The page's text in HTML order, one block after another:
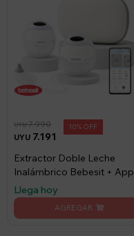
UYU 7.191
UYU7.990 10
Extractor Doble Leche
Inalámbrico Bebesit + App
Llega hoy